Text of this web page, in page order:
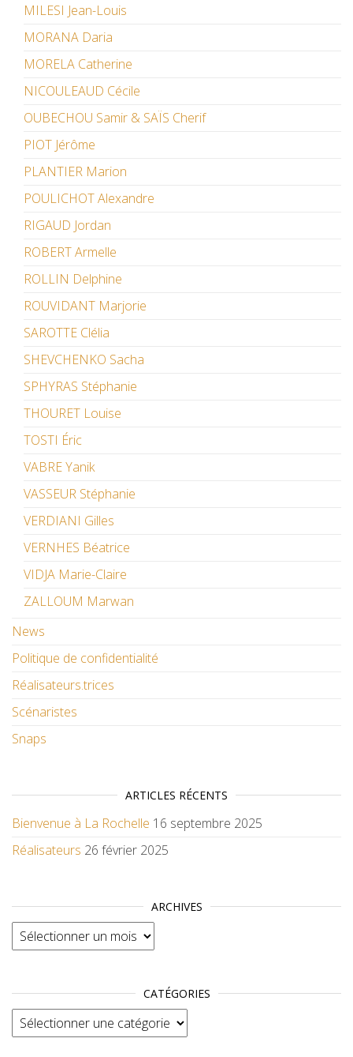
MILESI Jean-Louis
MORANA Daria
MORELA Catherine
NICOULEAUD Cécile
OUBECHOU Samir & SAÏS Cherif
PIOT Jérôme
PLANTIER Marion
POULICHOT Alexandre
RIGAUD Jordan
ROBERT Armelle
ROLLIN Delphine
ROUVIDANT Marjorie
SAROTTE Clélia
SHEVCHENKO Sacha
SPHYRAS Stéphanie
THOURET Louise
TOSTI Éric
VABRE Yanik
VASSEUR Stéphanie
VERDIANI Gilles
VERNHES Béatrice
VIDJA Marie-Claire
ZALLOUM Marwan
News
Politique de confidentialité
Réalisateurs.trices
Scénaristes
Snaps
ARTICLES RÉCENTS
Bienvenue à La Rochelle 16 septembre 2025
Réalisateurs 26 février 2025
ARCHIVES
Archives
CATÉGORIES
Catégories